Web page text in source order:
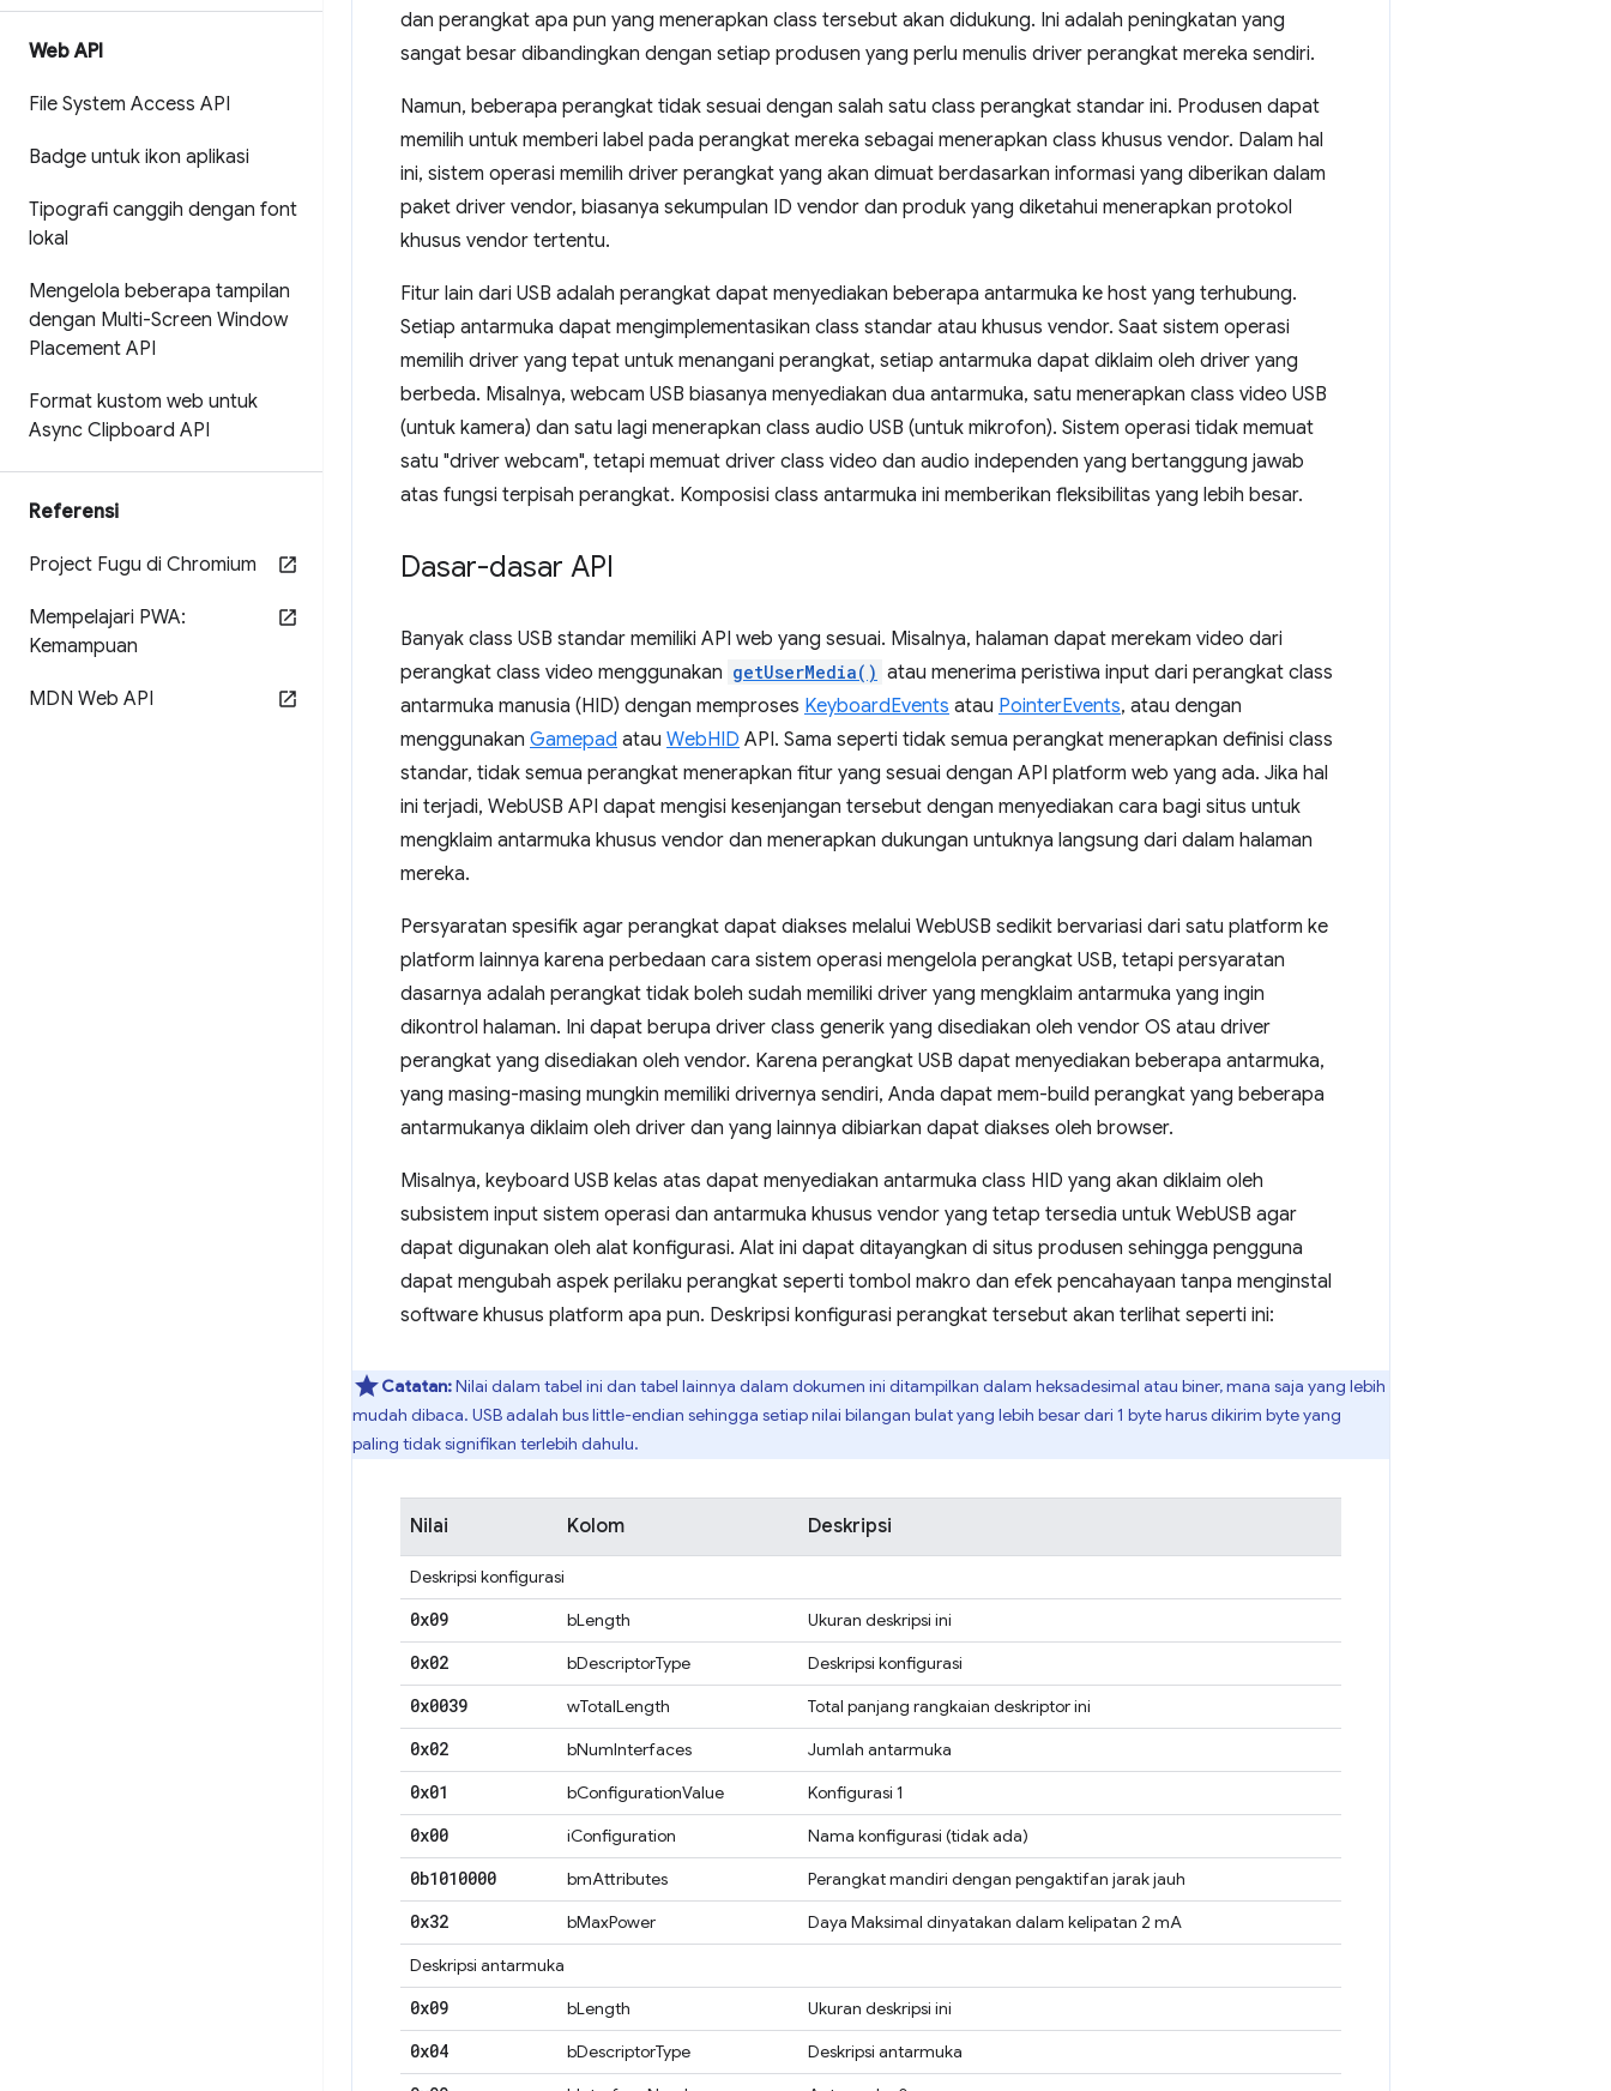
Web API
File System Access API
Badge untuk ikon aplikasi
Tipografi canggih dengan font
lokal
Mengelola beberapa tampilan
dengan Multi-Screen Window
Placement API
Format kustom web untuk
Async Clipboard API
Referensi
Project Fugu di Chromium
Mempelajari PWA:
Kemampuan
MDN Web API
dan perangkat apa pun yang menerapkan class tersebut akan didukung. Ini adalah peningkatan yang
sangat besar dibandingkan dengan setiap produsen yang perlu menulis driver perangkat mereka sendiri.
Namun, beberapa perangkat tidak sesuai dengan salah satu class perangkat standar ini. Produsen dapat
memilih untuk memberi label pada perangkat mereka sebagai menerapkan class khusus vendor. Dalam hal
ini, sistem operasi memilih driver perangkat yang akan dimuat berdasarkan informasi yang diberikan dalam
paket driver vendor, biasanya sekumpulan ID vendor dan produk yang diketahui menerapkan protokol
khusus vendor tertentu.
Fitur lain dari USB adalah perangkat dapat menyediakan beberapa antarmuka ke host yang terhubung.
Setiap antarmuka dapat mengimplementasikan class standar atau khusus vendor. Saat sistem operasi
memilih driver yang tepat untuk menangani perangkat, setiap antarmuka dapat diklaim oleh driver yang
berbeda. Misalnya, webcam USB biasanya menyediakan dua antarmuka, satu menerapkan class video USB
(untuk kamera) dan satu lagi menerapkan class audio USB (untuk mikrofon). Sistem operasi tidak memuat
satu "driver webcam", tetapi memuat driver class video dan audio independen yang bertanggung jawab
atas fungsi terpisah perangkat. Komposisi class antarmuka ini memberikan fleksibilitas yang lebih besar.
Dasar-dasar API
Banyak class USB standar memiliki API web yang sesuai. Misalnya, halaman dapat merekam video dari
perangkat class video menggunakan getUserMedia() atau menerima peristiwa input dari perangkat class
antarmuka manusia (HID) dengan memproses KeyboardEvents atau PointerEvents, atau dengan
menggunakan Gamepad atau WebHID API. Sama seperti tidak semua perangkat menerapkan definisi class
standar, tidak semua perangkat menerapkan fitur yang sesuai dengan API platform web yang ada. Jika hal
ini terjadi, WebUSB API dapat mengisi kesenjangan tersebut dengan menyediakan cara bagi situs untuk
mengklaim antarmuka khusus vendor dan menerapkan dukungan untuknya langsung dari dalam halaman
mereka.
Persyaratan spesifik agar perangkat dapat diakses melalui WebUSB sedikit bervariasi dari satu platform ke
platform lainnya karena perbedaan cara sistem operasi mengelola perangkat USB, tetapi persyaratan
dasarnya adalah perangkat tidak boleh sudah memiliki driver yang mengklaim antarmuka yang ingin
dikontrol halaman. Ini dapat berupa driver class generik yang disediakan oleh vendor OS atau driver
perangkat yang disediakan oleh vendor. Karena perangkat USB dapat menyediakan beberapa antarmuka,
yang masing-masing mungkin memiliki drivernya sendiri, Anda dapat mem-build perangkat yang beberapa
antarmukanya diklaim oleh driver dan yang lainnya dibiarkan dapat diakses oleh browser.
Misalnya, keyboard USB kelas atas dapat menyediakan antarmuka class HID yang akan diklaim oleh
subsistem input sistem operasi dan antarmuka khusus vendor yang tetap tersedia untuk WebUSB agar
dapat digunakan oleh alat konfigurasi. Alat ini dapat ditayangkan di situs produsen sehingga pengguna
dapat mengubah aspek perilaku perangkat seperti tombol makro dan efek pencahayaan tanpa menginstal
software khusus platform apa pun. Deskripsi konfigurasi perangkat tersebut akan terlihat seperti ini:
Catatan:Nilai dalam tabel ini dan tabel lainnya dalam dokumen ini ditampilkan dalam heksadesimal atau biner, mana saja yang lebih
mudah dibaca. USB adalah bus little-endian sehingga setiap nilai bilangan bulat yang lebih besar dari 1 byte harus dikirim byte yang
paling tidak signifikan terlebih dahulu.
Nilai Kolom Deskripsi
Deskripsi konfigurasi
0x09 bLength Ukuran deskripsi ini
0x02 bDescriptorType Deskripsi konfigurasi
0x0039 wTotalLength Total panjang rangkaian deskriptor ini
0x02 bNumInterfaces Jumlah antarmuka
0x01 bConfigurationValue Konfigurasi 1
0x00 iConfiguration Nama konfigurasi (tidak ada)
0b1010000 bmAttributes Perangkat mandiri dengan pengaktifan jarak jauh
0x32 bMaxPower
Daya Maksimal dinyatakan dalam kelipatan 2 mA
Deskripsi antarmuka
0x09 bLength Ukuran deskripsi ini
0x04 bDescriptorType Deskripsi antarmuka